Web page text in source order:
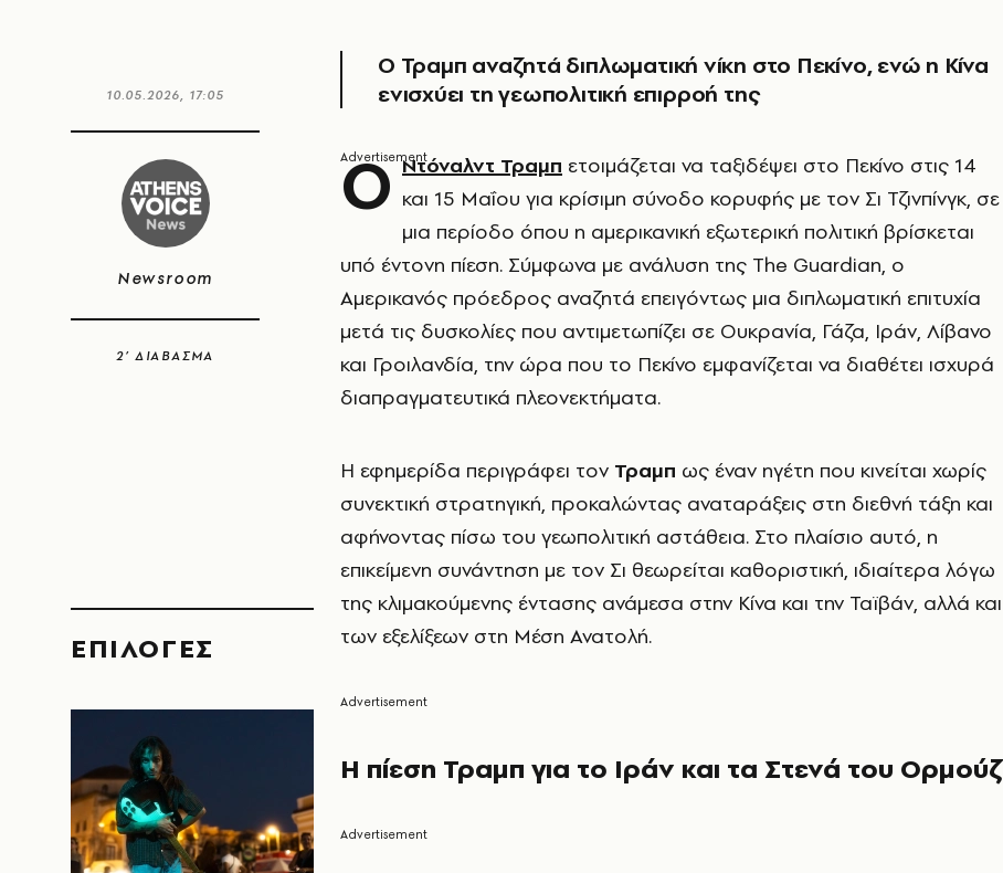
10.05.2026, 17:05
Newsroom
2’ ΔΙΑΒΑΣΜΑ
EΠΙΛΟΓΈΣ
Ο Τραμπ αναζητά διπλωματική νίκη στο Πεκίνο, ενώ η Κίνα
ενισχύει τη γεωπολιτική επιρροή της
Ο Ντόναλντ Τραμπ ετοιμάζεται να ταξιδέψει στο Πεκίνο στις 14
και 15 Μαΐου για κρίσιμη σύνοδο κορυφής με τον Σι Τζινπίνγκ, σε
μια περίοδο όπου η αμερικανική εξωτερική πολιτική βρίσκεται
υπό έντονη πίεση. Σύμφωνα με ανάλυση της The Guardian, ο
Αμερικανός πρόεδρος αναζητά επειγόντως μια διπλωματική επιτυχία
μετά τις δυσκολίες που αντιμετωπίζει σε Ουκρανία, Γάζα, Ιράν, Λίβανο
και Γροιλανδία, την ώρα που το Πεκίνο εμφανίζεται να διαθέτει ισχυρά
διαπραγματευτικά πλεονεκτήματα.
Η εφημερίδα περιγράφει τον Τραμπ ως έναν ηγέτη που κινείται χωρίς
συνεκτική στρατηγική, προκαλώντας αναταράξεις στη διεθνή τάξη και
αφήνοντας πίσω του γεωπολιτική αστάθεια. Στο πλαίσιο αυτό, η
επικείμενη συνάντηση με τον Σι θεωρείται καθοριστική, ιδιαίτερα λόγω
της κλιμακούμενης έντασης ανάμεσα στην Κίνα και την Ταϊβάν, αλλά και
των εξελίξεων στη Μέση Ανατολή.
Η πίεση Τραμπ για το Ιράν και τα Στενά του Ορμούζ